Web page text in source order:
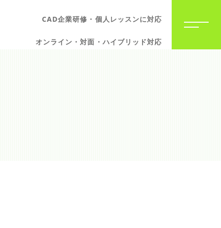
CAD企業研修・個人レッスンに対応
オンライン・対面・ハイブリッド対応